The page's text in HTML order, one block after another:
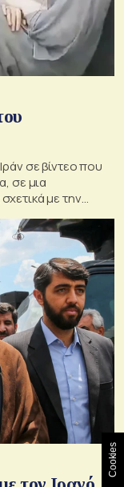
σε βίντεο που
σε μια
με την
Cookies